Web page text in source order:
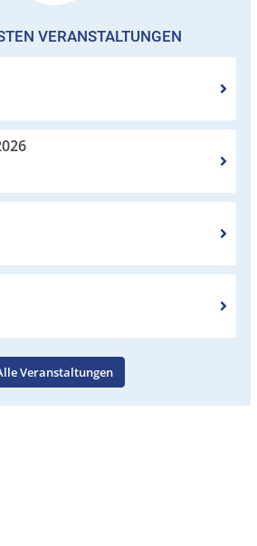
VERANSTALTUNGEN
Veranstaltungen